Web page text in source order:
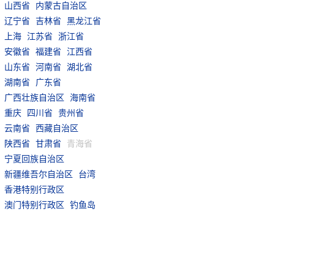
山西省
内蒙古自治区
辽宁省
吉林省
黑龙江省
上海 江苏省
浙江省
安徽省
福建省
江西省
山东省
河南省
湖北省
湖南省
广东省
广西壮族自治区
海南省
重庆
四川省
贵州省
云南省
西藏自治区
陕西省
甘肃省
青海省
宁夏回族自治区
新疆维吾尔自治区
台湾
香港特别行政区
澳门特别行政区
钓鱼岛